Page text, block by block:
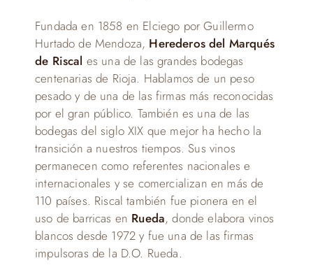
Fundada en 1858 en Elciego por Guillermo
Hurtado de Mendoza, Herederos del Marqués
de Riscal es una de las grandes bodegas
centenarias de Rioja. Hablamos de un peso
pesado y de una de las firmas más reconocidas
por el gran público. También es una de las
bodegas del siglo XIX que mejor ha hecho la
transición a nuestros tiempos. Sus vinos
permanecen como referentes nacionales e
internacionales y se comercializan en más de
110 países. Riscal también fue pionera en el
uso de barricas en Rueda, donde elabora vinos
blancos desde 1972 y fue una de las firmas
impulsoras de la D.O. Rueda.